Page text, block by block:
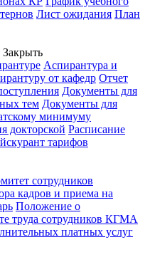
Лист ожидания План
Закрыть
Аспирантура и
от кафедр Отчет
Документы для
тем Документы для
минимуму
докторской Расписание
тарифов
сотрудников
кадров и приема на
Положение о
труда сотрудников КГМА
платных услуг